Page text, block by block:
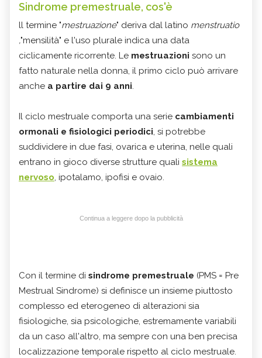
Sindrome premestruale, cos'è
ll termine "mestruazione" deriva dal latino menstruatio
,"mensilità" e l'uso plurale indica una data
ciclicamente ricorrente. Le mestruazioni sono un
fatto naturale nella donna, il primo ciclo può arrivare
anche a partire dai 9 anni.
Il ciclo mestruale comporta una serie cambiamenti
ormonali e fisiologici periodici, si potrebbe
suddividere in due fasi, ovarica e uterina, nelle quali
entrano in gioco diverse strutture quali sistema
nervoso, ipotalamo, ipofisi e ovaio.
Continua a leggere dopo la pubblicità
Con il termine di sindrome premestruale (PMS = Pre
Mestrual Sindrome) si definisce un insieme piuttosto
complesso ed eterogeneo di alterazioni sia
fisiologiche, sia psicologiche, estremamente variabili
da un caso all'altro, ma sempre con una ben precisa
localizzazione temporale rispetto al ciclo mestruale.